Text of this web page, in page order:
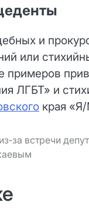
и
или
примеров
ЛГБТ» и
края
встречи